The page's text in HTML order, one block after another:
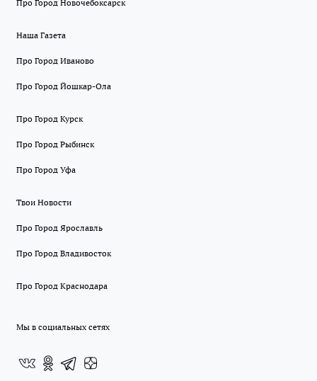
Про Город Новочебоксарск
Наша Газета
Про Город Иваново
Про Город Йошкар-Ола
Про Город Курск
Про Город Рыбинск
Про Город Уфа
Твои Новости
Про Город Ярославль
Про Город Владивосток
Про Город Краснодара
Мы в социальных сетях